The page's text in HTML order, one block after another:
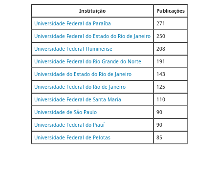
Instituição
Publicações
Universidade Federal da Paraíba
271
Universidade Federal do Estado do Rio de Janeiro
250
Universidade Federal Fluminense
208
Universidade Federal do Rio Grande do Norte
191
Universidade do Estado do Rio de Janeiro
143
Universidade Federal do Rio de Janeiro
125
Universidade Federal de Santa Maria
110
Universidade de São Paulo
90
Universidade Federal do Piauí
90
Universidade Federal de Pelotas
85